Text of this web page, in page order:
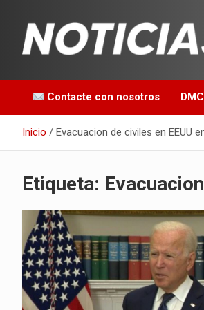
contenido
Noticias en
Contacte con nosotros
Inicio Evacuacion de civiles en EEUU
Etiqueta: